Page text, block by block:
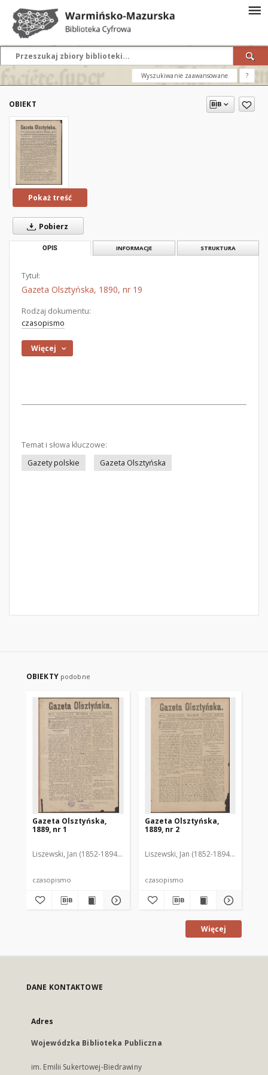
Wyszukiwanie zaawansowane ?
OBIEKT
Pokaż treść
Pobierz
OPIS INFORMACJE STRUKTURA
Tytuł:
Gazeta Olsztyńska, 1890, nr 19
Rodzaj dokumentu:
czasopismo
Więcej
Temat i słowa kluczowe:
Gazety polskie
Gazeta Olsztyńska
OBIEKTY podobne
Gazeta Olsztyńska,
1889, nr 1
Liszewski, Jan (1852-1894). Red.
czasopismo
Gazeta Olsztyńska,
1889, nr 2
Liszewski, Jan (1852-1894). Red.
czasopismo
Więcej
DANE KONTAKTOWE
Adres
Wojewódzka Biblioteka Publiczna
im. Emilii Sukertowej-Biedrawiny